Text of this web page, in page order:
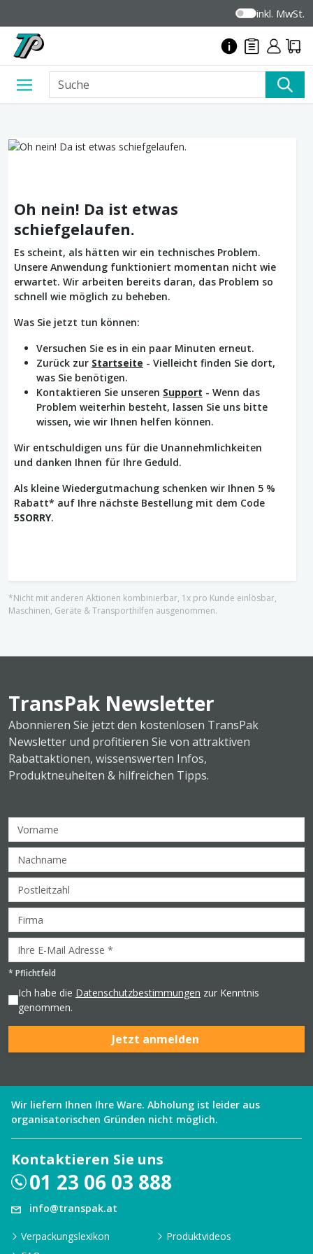
inkl. MwSt.
Oh nein! Da ist etwas
schiefgelaufen.
Es scheint, als hätten wir ein technisches Problem.
Unsere Anwendung funktioniert momentan nicht wie
erwartet. Wir arbeiten bereits daran, das Problem so
schnell wie möglich zu beheben.
Was Sie jetzt tun können:
Versuchen Sie es in ein paar Minuten erneut.
Zurück zur Startseite - Vielleicht finden Sie dort,
was Sie benötigen.
Kontaktieren Sie unseren Support - Wenn das
Problem weiterhin besteht, lassen Sie uns bitte
wissen, wie wir Ihnen helfen können.
Wir entschuldigen uns für die Unannehmlichkeiten
und danken Ihnen für Ihre Geduld.
Als kleine Wiedergutmachung schenken wir Ihnen 5 %
Rabatt* auf Ihre nächste Bestellung mit dem Code
5SORRY.
*Nicht mit anderen Aktionen kombinierbar, 1x pro Kunde einlösbar,
Maschinen, Geräte & Transporthilfen ausgenommen.
TransPak Newsletter
Abonnieren Sie jetzt den kostenlosen TransPak
Newsletter und profitieren Sie von attraktiven
Rabattaktionen, wissenswerten Infos,
Produktneuheiten & hilfreichen Tipps.
* Pflichtfeld
Ich habe die Datenschutzbestimmungen zur Kenntnis
genommen.
Jetzt anmelden
Wir liefern Ihnen Ihre Ware. Abholung ist leider aus
organisatorischen Gründen nicht möglich.
Kontaktieren Sie uns
01 23 06 03 888
info@transpak.at
Verpackungslexikon
Produktvideos